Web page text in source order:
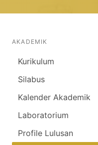
AKADEMIK
Kurikulum
Silabus
Kalender Akademik
Laboratorium
Profile Lulusan